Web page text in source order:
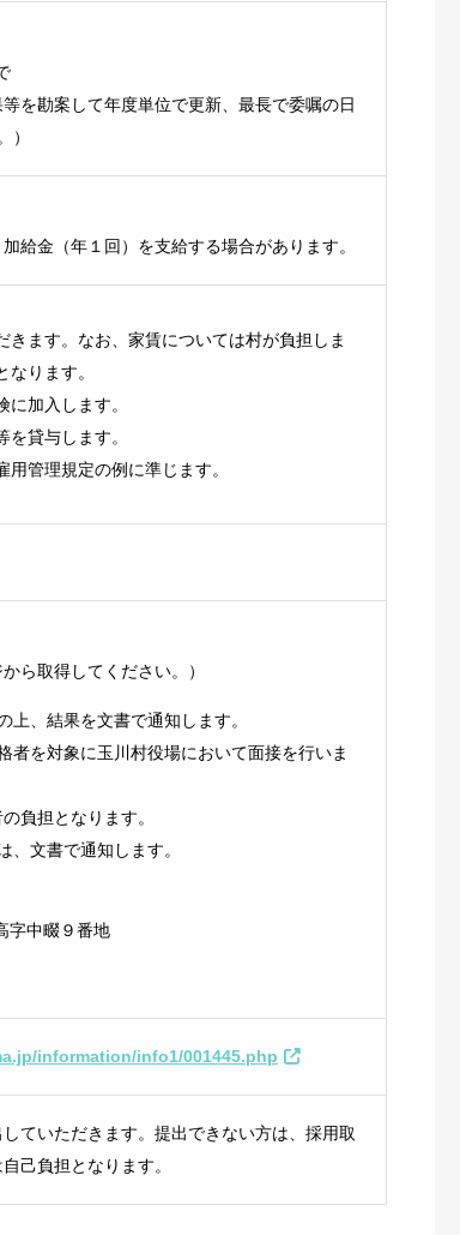
を勘案して年度単位で更新、最長で委嘱の日
）
給金（年１回）を支給する場合があります。
きます。なお、家賃については村が負担しま
ります。
加入します。
貸与します。
管理規定の例に準じます。
ら取得してください。）
、結果を文書で通知します。
を対象に玉川村役場において面接を行いま
負担となります。
文書で通知します。
字中畷９番地
information/info1/001445.php
ていただきます。提出できない方は、採用取
己負担となります。